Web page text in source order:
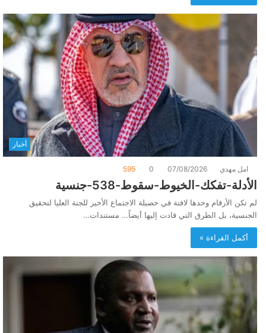
أخبار
امل مهدي 07/08/2026
0
595
الأدلة-تفكك-الخيوط-سقوط-538-جنسية
لم تكن الأرقام وحدها لافتة في حصيلة الاجتماع الأخير للجنة العليا لتحقيق
الجنسية، بل الطرق التي قادت إليها أيضاً… مستندات…
أكمل القراءة »